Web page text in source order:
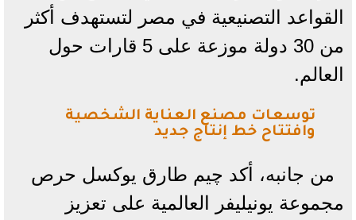
القواعد التصنيعية في مصر لتستهدف أكثر
من 30 دولة موزعة على 5 قارات حول
العالم.
توسعات مصنع العناية الشخصية
وافتتاح خط إنتاج جديد
من جانبه، أكد چيم طارق يوكسل حرص
مجموعة يونيليفر العالمية على تعزيز